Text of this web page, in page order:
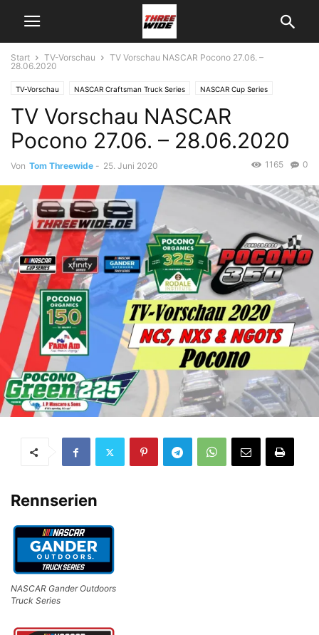
Start TV-Vorschau
TV Vorschau NASCAR Pocono 27.06. –
28.06.2020
TV-Vorschau NASCAR Craftsman Truck Series NASCAR Cup Series
NASCAR Xfinity Series
TV Vorschau NASCAR
Pocono 27.06. – 28.06.2020
Von Tom Threewide - 25. Juni 2020 0
1165
Rennserien
NASCAR Gander Outdoors
Truck Series